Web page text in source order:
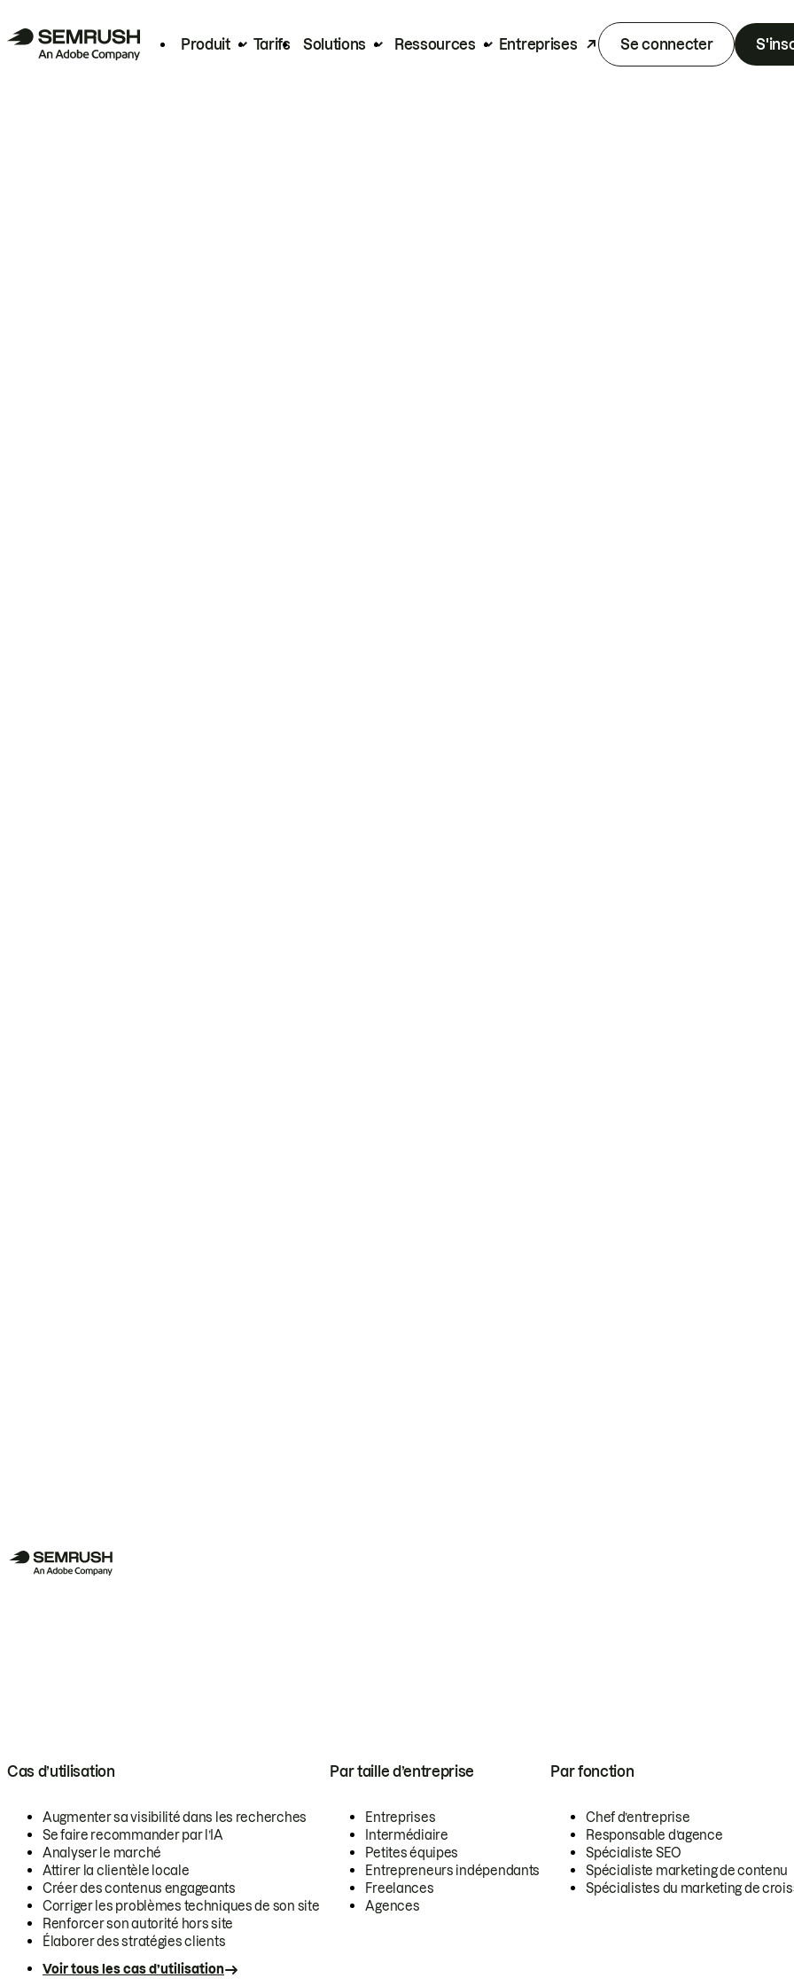
Produit Tarifs Solutions Ressources Entreprises Se connecter
Cas d’utilisation
Augmenter sa visibilité dans les recherches
Se faire recommander par l’IA
Analyser le marché
Attirer la clientèle locale
Créer des contenus engageants
Corriger les problèmes techniques de son site
Renforcer son autorité hors site
Élaborer des stratégies clients
Voir tous les cas d’utilisation
Par taille d’entreprise
Entreprises
Intermédiaire
Petites équipes
Entrepreneurs indépendants
Freelances
Agences
Par fonction
Chef d’entreprise
Responsable d’agence
Spécialiste SEO
Spécialiste marketing de contenu
Spécialistes du marketing de